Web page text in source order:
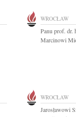
WROCŁAW
Panu prof. dr.
Marcinowi
WROCŁAW
Jarosławowi